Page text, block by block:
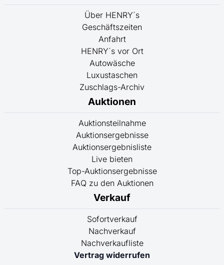
Über HENRY´s
Geschäftszeiten
Anfahrt
HENRY´s vor Ort
Autowäsche
Luxustaschen
Zuschlags-Archiv
Auktionen
Auktionsteilnahme
Auktionsergebnisse
Auktionsergebnisliste
Live bieten
Top-Auktionsergebnisse
FAQ zu den Auktionen
Verkauf
Sofortverkauf
Nachverkauf
Nachverkaufliste
Vertrag widerrufen